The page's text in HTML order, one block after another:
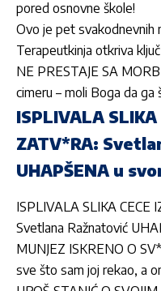
pored osnovne škole!
Ovo je pet svakodnevnih
Terapeutkinja otkriva
NE PRESTAJE SA
cimeru – moli Boga da
ISPLIVALA SLIKA
ZATV*RA:
UHAPŠENA u
ISPLIVALA SLIKA CECE
Svetlana Ražnatović
MUNJEZ ISKRENO O
sve što sam joj rekao, a